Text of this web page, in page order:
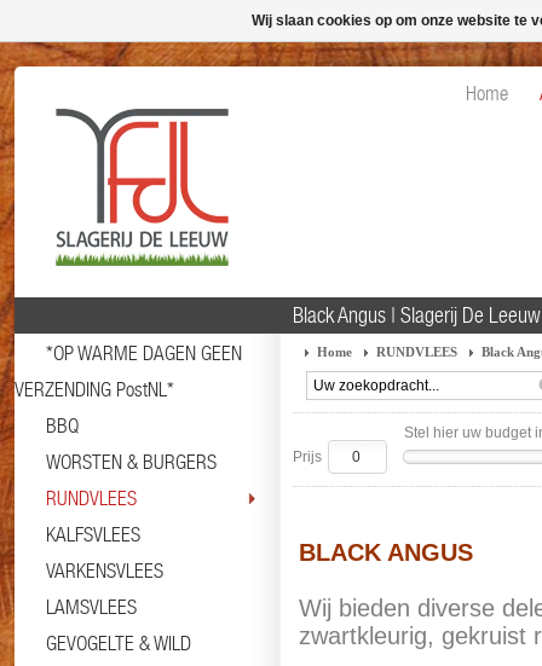
Home
*OP WARME DAGEN GEEN
VERZENDING PostNL*
BBQ
WORSTEN & BURGERS
RUNDVLEES
KALFSVLEES
VARKENSVLEES
LAMSVLEES
GEVOGELTE & WILD
Black Angus | Slagerij De
Home RUNDVLEES Black
Stel hier uw budget
Prijs
BLACK ANGUS
Wij bieden diverse
zwartkleurig, gekruist
Wij slaan cookies op om onze website te